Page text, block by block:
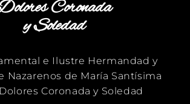
Coronada
y Soledad
e Ilustre Hermandad y
Nazarenos de María Santísima
Coronada y Soledad